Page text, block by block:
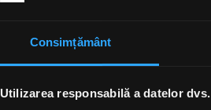
Consimțământ
Utilizarea responsabilă a datelor dvs.